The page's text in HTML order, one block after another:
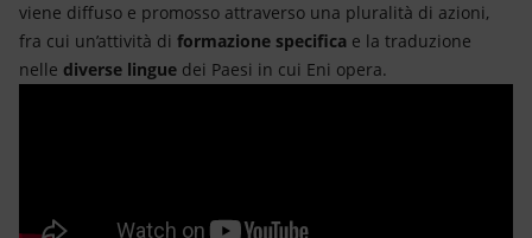
viene diffuso e promosso attraverso una pluralità di azioni,
fra cui un’attività di formazione specifica e la traduzione
nelle diverse lingue dei Paesi in cui Eni opera.